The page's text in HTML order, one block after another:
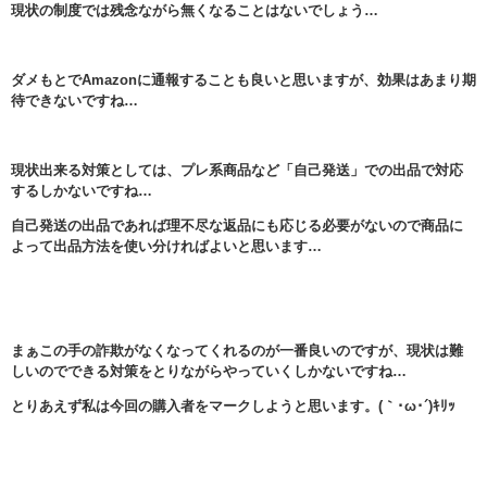
現状の制度では残念ながら無くなることはないでしょう…
ダメもとでAmazonに通報することも良いと思いますが、効果はあまり期
待できないですね…
現状出来る対策としては、プレ系商品など「自己発送」での出品で対応
するしかないですね…
自己発送の出品であれば理不尽な返品にも応じる必要がないので商品に
よって出品方法を使い分ければよいと思います…
まぁこの手の詐欺がなくなってくれるのが一番良いのですが、現状は難
しいのでできる対策をとりながらやっていくしかないですね…
とりあえず私は今回の購入者をマークしようと思います。(｀･ω･´)ｷﾘｯ